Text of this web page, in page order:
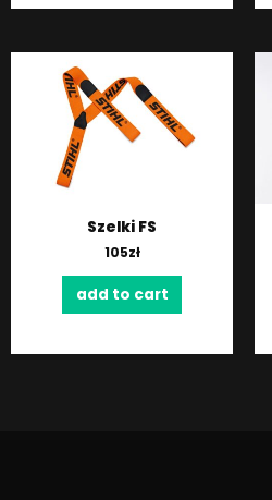
Szelki FS
105zł
add to cart